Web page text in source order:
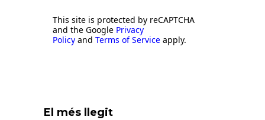
This site is protected by reCAPTCHA
and the Google Privacy
Policy and Terms of Service apply.
El més llegit